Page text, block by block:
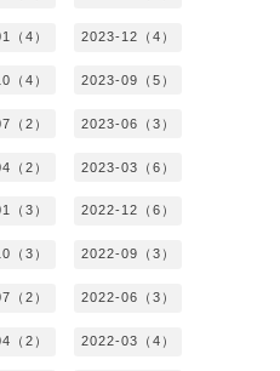
（4） 2023-12（4）
（4） 2023-09（5）
（2） 2023-06（3）
（2） 2023-03（6）
（3） 2022-12（6）
（3） 2022-09（3）
（2） 2022-06（3）
（2） 2022-03（4）